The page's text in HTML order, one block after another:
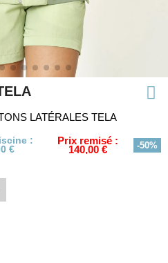
LATÉRALES TELA
:
€
Prix remisé :
140,00 € -50%